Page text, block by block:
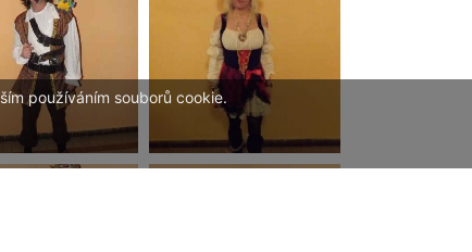
používáním souborů cookie.